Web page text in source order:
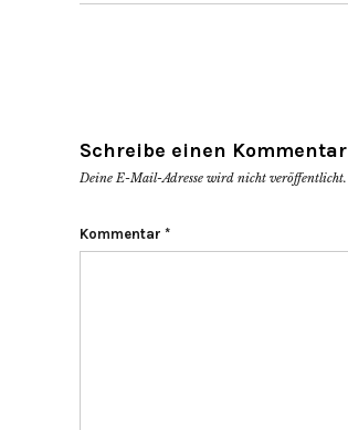
Schreibe einen Kommentar
Deine E-Mail-Adresse wird nicht veröffentlicht.
Kommentar *